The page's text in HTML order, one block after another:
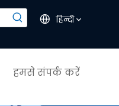
हिन्दी
हमसे संपर्क करें